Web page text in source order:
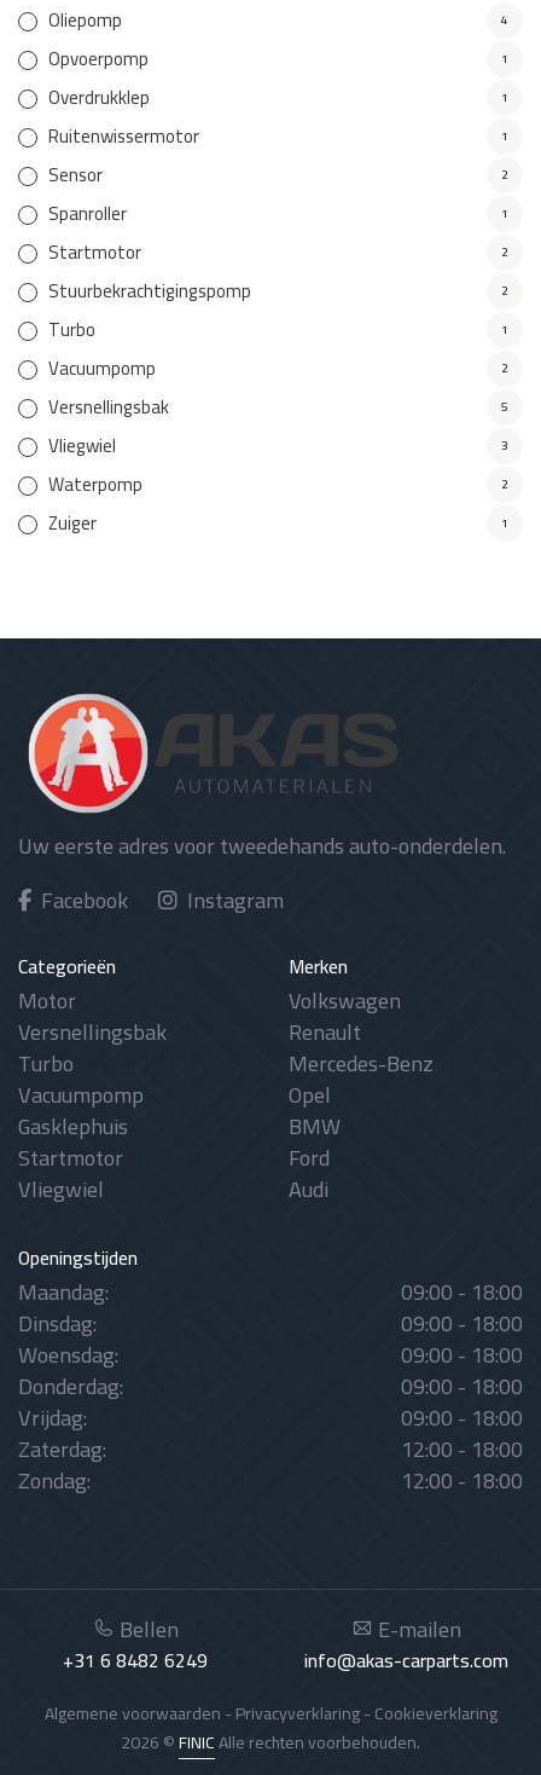
Oliepomp 4
Opvoerpomp 1
Overdrukklep 1
Ruitenwissermotor 1
Sensor 2
Spanroller 1
Startmotor 2
Stuurbekrachtigingspomp 2
Turbo 1
Vacuumpomp 2
Versnellingsbak 5
Vliegwiel 3
Waterpomp 2
Zuiger 1
Uw eerste adres voor tweedehands auto-onderdelen.
Facebook
Instagram
Categorieën
Motor
Versnellingsbak
Turbo
Vacuumpomp
Gasklephuis
Startmotor
Vliegwiel
Merken
Volkswagen
Renault
Mercedes-Benz
Opel
BMW
Ford
Audi
Openingstijden
Maandag: 09:00 - 18:00
Dinsdag: 09:00 - 18:00
Woensdag: 09:00 - 18:00
Donderdag: 09:00 - 18:00
Vrijdag: 09:00 - 18:00
Zaterdag: 12:00 - 18:00
Zondag: 12:00 - 18:00
Algemene voorwaarden-Privacyverklaring-Cookieverklaring
2026 ©FINICAlle rechten voorbehouden.
Bellen
+31 6 8482 6249
E-mailen
info@akas-carparts.com